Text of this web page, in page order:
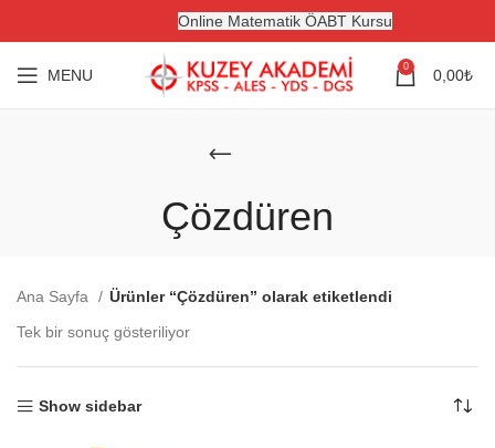
Online Matematik ÖABT Kursu
MENU 0 0,00₺
Çözdüren
Ana Sayfa
Ürünler “Çözdüren” olarak etiketlendi
Tek bir sonuç gösteriliyor
Show sidebar